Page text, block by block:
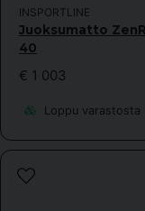
INSPORTLINE
Juoksumatto
40
€ 1 003
Loppu varastosta